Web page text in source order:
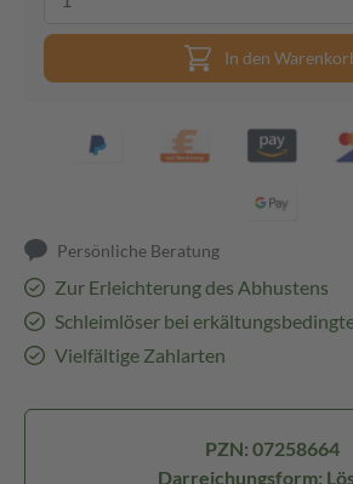
In den
Persönliche Beratung
Zur Erleichterung des Abhustens
Schleimlöser bei
Vielfältige Zahlarten
PZN: 07258664
Darreichungsform: